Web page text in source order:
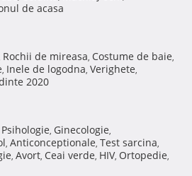
de acasa
Rochii de mireasa, Costume de baie,
, Inele de logodna, Verighete,
2020
Psihologie, Ginecologie,
, Anticonceptionale, Test sarcina,
, Avort, Ceai verde, HIV, Ortopedie,